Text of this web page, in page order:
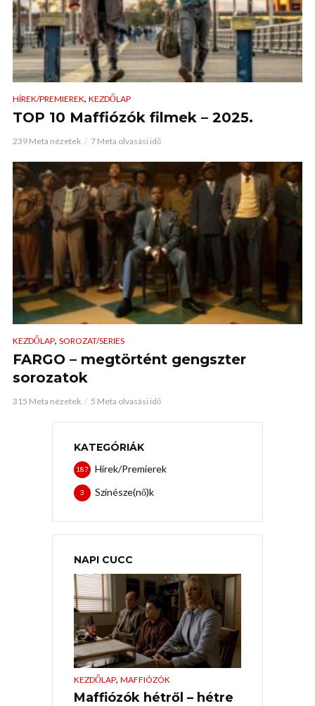
HÍREK/PREMIEREK, KEZDŐLAP
TOP 10 Maffiózók filmek – 2025.
239 Meta nézetek 7 Meta olvasási idő
KEZDŐLAP, SOROZAT/SERIES
FARGO – megtörtént gengszter
sorozatok
315 Meta nézetek 5 Meta olvasási idő
KATEGÓRIÁK
Hírek/Premierek
187
Színésze(nő)k
3
NAPI CUCC
KEZDŐLAP, MAFFIÓZÓK
Maffiózók hétről – hétre